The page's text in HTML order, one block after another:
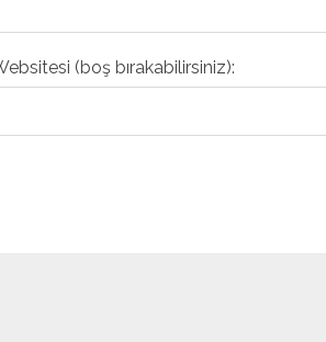
(boş bırakabilirsiniz):